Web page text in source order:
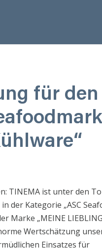
für den
TINEMA ist unter den
der Kategorie „ASC
Marke „MEINE
Wertschätzung
Einsatzes für